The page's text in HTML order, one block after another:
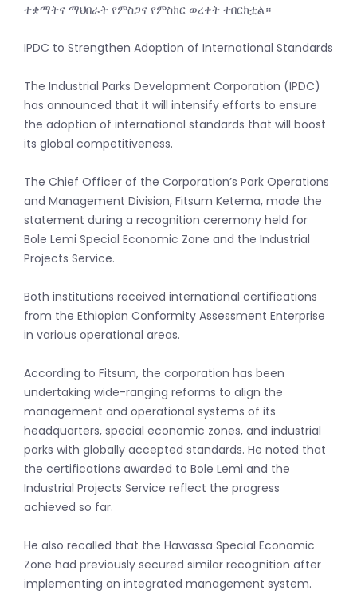
ተቋማትና ማህበራት የምስጋና የምስክር ወረቀት ተበርክቷል።
IPDC to Strengthen Adoption of International Standards
The Industrial Parks Development Corporation (IPDC)
has announced that it will intensify efforts to ensure
the adoption of international standards that will boost
its global competitiveness.
The Chief Officer of the Corporation’s Park Operations
and Management Division, Fitsum Ketema, made the
statement during a recognition ceremony held for
Bole Lemi Special Economic Zone and the Industrial
Projects Service.
Both institutions received international certifications
from the Ethiopian Conformity Assessment Enterprise
in various operational areas.
According to Fitsum, the corporation has been
undertaking wide-ranging reforms to align the
management and operational systems of its
headquarters, special economic zones, and industrial
parks with globally accepted standards. He noted that
the certifications awarded to Bole Lemi and the
Industrial Projects Service reflect the progress
achieved so far.
He also recalled that the Hawassa Special Economic
Zone had previously secured similar recognition after
implementing an integrated management system.